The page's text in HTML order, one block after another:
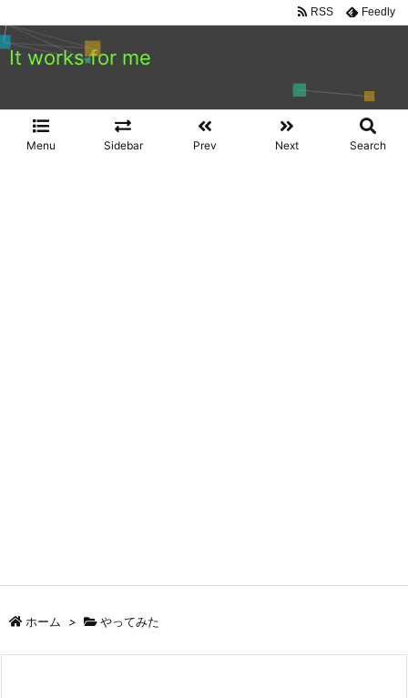
It works for me
Menu Sidebar Prev Next Search
RSS Feedly
ホーム > やってみた